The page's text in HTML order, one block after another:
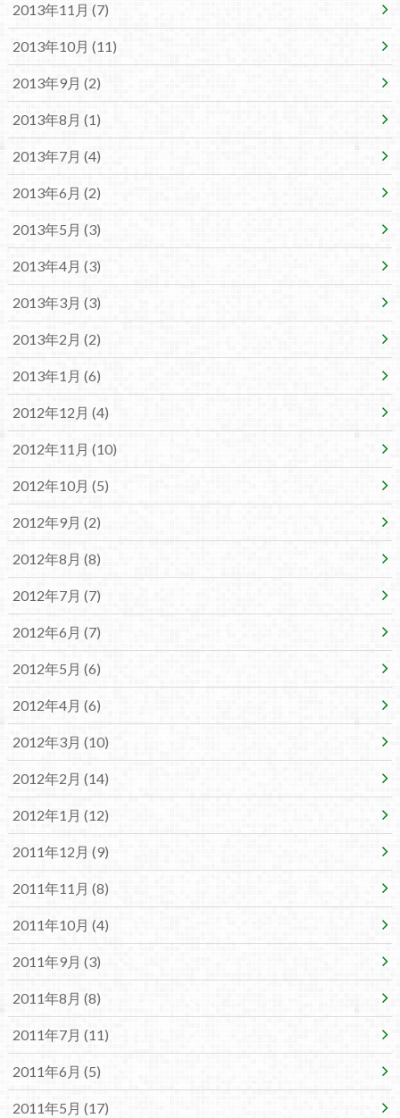
2013年11月 (7)
2013年10月 (11)
2013年9月 (2)
2013年8月 (1)
2013年7月 (4)
2013年6月 (2)
2013年5月 (3)
2013年4月 (3)
2013年3月 (3)
2013年2月 (2)
2013年1月 (6)
2012年12月 (4)
2012年11月 (10)
2012年10月 (5)
2012年9月 (2)
2012年8月 (8)
2012年7月 (7)
2012年6月 (7)
2012年5月 (6)
2012年4月 (6)
2012年3月 (10)
2012年2月 (14)
2012年1月 (12)
2011年12月 (9)
2011年11月 (8)
2011年10月 (4)
2011年9月 (3)
2011年8月 (8)
2011年7月 (11)
2011年6月 (5)
2011年5月 (17)